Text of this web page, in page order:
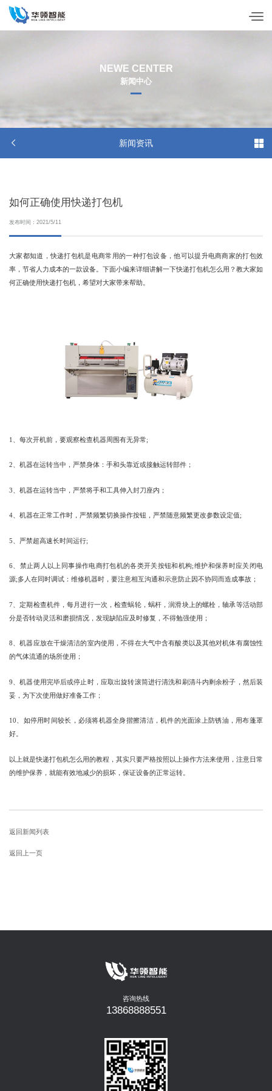
NEWE CENTER
新闻中心
 新闻资讯 
如何正确使用快递打包机
发布时间：2021/5/11
大家都知道，快递打包机是电商常用的一种打包设备，他可以提升电商商家的打包效
率，节省人力成本的一款设备。下面小编来详细讲解一下快递打包机怎么用？教大家如
何正确使用快递打包机，希望对大家带来帮助。
1、每次开机前，要观察检查机器周围有无异常;
2、机器在运转当中，严禁身体：手和头靠近或接触运转部件；
3、机器在运转当中，严禁将手和工具伸入封刀座内；
4、机器在正常工作时，严禁频繁切换操作按钮，严禁随意频繁更改参数设定值;
5、严禁超高速长时间运行;
6、禁止两人以上同事操作电商打包机的各类开关按钮和机构;维护和保养时应关闭电
源;多人在同时调试：维修机器时，要注意相互沟通和示意防止因不协同而造成事故；
7、定期检查机件，每月进行一次，检查蜗轮，蜗杆，润滑块上的螺栓，轴承等活动部
分是否转动灵活和磨损情况，发现缺陷应及时修复，不得勉强使用；
8、机器应放在干燥清洁的室内使用，不得在大气中含有酸类以及其他对机体有腐蚀性
的气体流通的场所使用；
9、机器使用完毕后或停止时，应取出旋转滚筒进行清洗和刷清斗内剩余粉子，然后装
妥，为下次使用做好准备工作；
10、如停用时间较长，必须将机器全身揩擦清洁，机件的光面涂上防锈油，用布蓬罩
好。
以上就是快递打包机怎么用的教程，其实只要严格按照以上操作方法来使用，注意日常
的维护保养，就能有效地减少的损坏，保证设备的正常运转。
返回新闻列表
返回上一页
咨询热线
13868888551